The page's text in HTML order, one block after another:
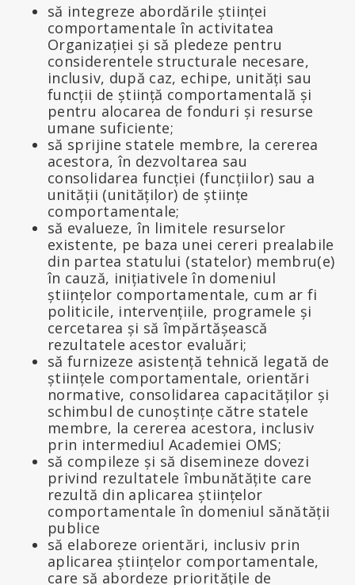
să integreze abordările științei
comportamentale în activitatea
Organizației și să pledeze pentru
considerentele structurale necesare,
inclusiv, după caz, echipe, unități sau
funcții de știință comportamentală și
pentru alocarea de fonduri și resurse
umane suficiente;
să sprijine statele membre, la cererea
acestora, în dezvoltarea sau
consolidarea funcției (funcțiilor) sau a
unității (unităților) de științe
comportamentale;
să evalueze, în limitele resurselor
existente, pe baza unei cereri prealabile
din partea statului (statelor) membru(e)
în cauză, inițiativele în domeniul
științelor comportamentale, cum ar fi
politicile, intervențiile, programele și
cercetarea și să împărtășească
rezultatele acestor evaluări;
să furnizeze asistență tehnică legată de
științele comportamentale, orientări
normative, consolidarea capacităților și
schimbul de cunoștințe către statele
membre, la cererea acestora, inclusiv
prin intermediul Academiei OMS;
să compileze și să disemineze dovezi
privind rezultatele îmbunătățite care
rezultă din aplicarea științelor
comportamentale în domeniul sănătății
publice
să elaboreze orientări, inclusiv prin
aplicarea științelor comportamentale,
care să abordeze prioritățile de